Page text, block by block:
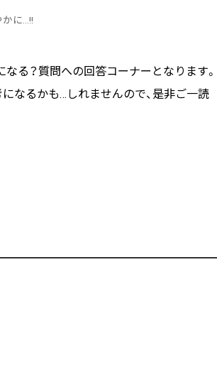
に…!!
る？質問への回答コーナーとなります。
なるかも…しれませんので、是非ご一読